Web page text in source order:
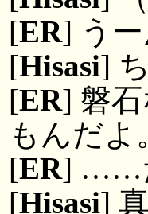
[ER] う
[Hisasi]
[ER] 磐
もんだよ
[ER] ……
[Hisasi]